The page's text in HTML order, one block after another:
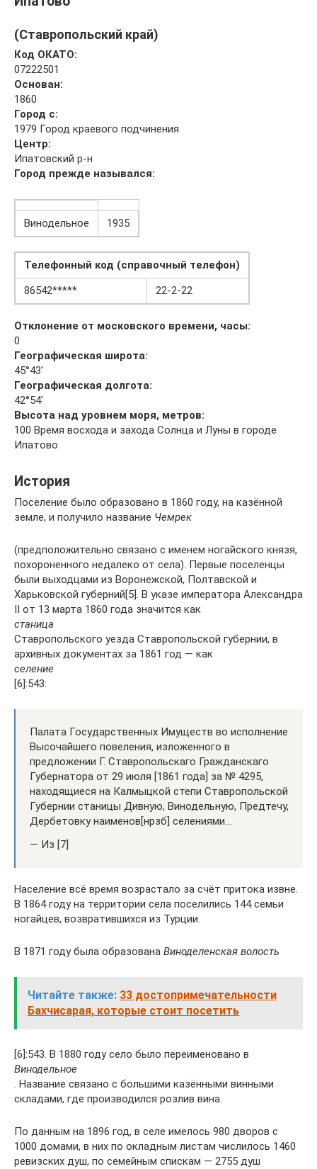
(Ставропольский край)
Код ОКАТО:
07222501
Основан:
1860
Город с:
1979 Город краевого подчинения
Центр:
Ипатовский р-н
Город прежде назывался:
Винодельное 1935
Телефонный код (справочный телефон)
86542*****
22-2-22
Отклонение от московского времени, часы:
0
Географическая широта:
45°43′
Географическая долгота:
42°54′
Высота над уровнем моря, метров:
100 Время восхода и захода Солнца и Луны в городе
Ипатово
История
Поселение было образовано в 1860 году, на казённой
земле, и получило название Чемрек
(предположительно связано с именем ногайского князя,
похороненного недалеко от села). Первые поселенцы
были выходцами из Воронежской, Полтавской и
Харьковской губерний[5]. В указе императора Александра
II от 13 марта 1860 года значится как
станица
Ставропольского уезда Ставропольской губернии, в
архивных документах за 1861 год — как
селение
[6]:543:
Палата Государственных Имуществ во исполнение
Высочайшего повеления, изложенного в
предложении Г. Ставропольскаго Гражданскаго
Губернатора от 29 июля [1861 года] за № 4295,
находящиеся на Калмыцкой степи Ставропольской
Губернии станицы Дивную, Винодельную, Предтечу,
Дербетовку наименов[нрзб] селениями…
— Из [7]
Население всё время возрастало за счёт притока извне.
В 1864 году на территории села поселились 144 семьи
ногайцев, возвратившихся из Турции.
В 1871 году была образована Виноделенская волость
Читайте также: 33 достопримечательности
Бахчисарая, которые стоит посетить
[6]:543. В 1880 году село было переименовано в
Винодельное
. Название связано с большими казёнными винными
складами, где производился розлив вина.
По данным на 1896 год, в селе имелось 980 дворов с
1000 домами, в них по окладным листам числилось 1460
ревизских душ, по семейным спискам — 2755 душ